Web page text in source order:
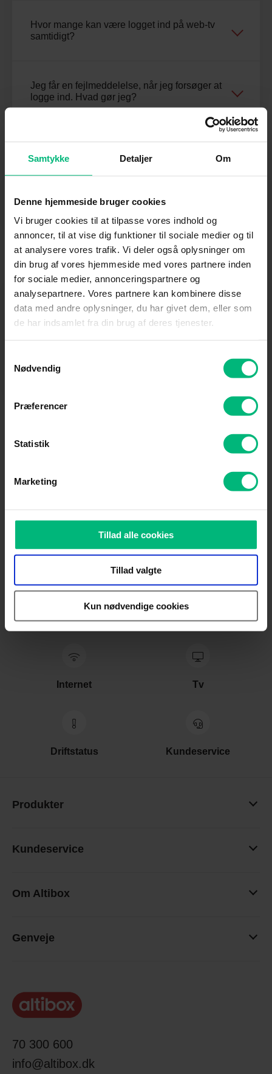
Samtykke Detaljer Om
Denne hjemmeside bruger cookies
Vi bruger cookies til at tilpasse vores indhold og
annoncer, til at vise dig funktioner til sociale medier og til
at analysere vores trafik. Vi deler også oplysninger om
din brug af vores hjemmeside med vores partnere inden
for sociale medier, annonceringspartnere og
analysepartnere. Vores partnere kan kombinere disse
data med andre oplysninger, du har givet dem, eller som
de har indsamlet fra din brug af deres tjenester.
Nødvendig
Præferencer
Statistik
Marketing
Tillad alle cookies
Tillad valgte
Kun nødvendige cookies
Hvor mange kan være logget ind på web-tv
samtidigt?
Jeg får en fejlmeddelelse, når jeg forsøger at
logge ind. Hvad gør jeg?
PC-/Mac-browsere
Virker web-tv ikke på din computer?
iPad og iPhone
Hvorfor vil kanalen ikke starte, efter en
applikation har ligget i dvale?
Virker appen ikke?
Hvis du ikke finder svar på netop dit spørgsmål, så skriv til
os med det samme – du finder chatten til højre på siden.
Internet Tv
Driftstatus Kundeservice
Produkter
Kundeservice
Om Altibox
Genveje
70 300 600
info@altibox.dk